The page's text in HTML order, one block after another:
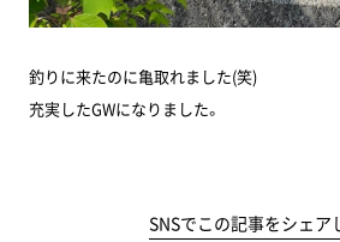
釣りに来たのに亀取れました(笑)
充実したGWになりました。
SNSでこの記事をシェア